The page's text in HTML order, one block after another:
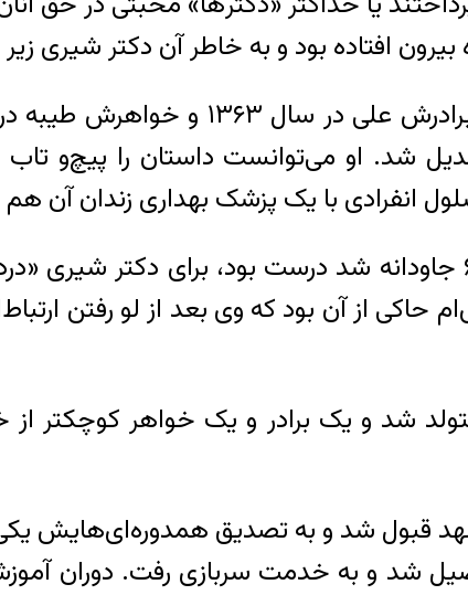
افتاده بود و به خاطر آن دکتر شیری زیر
شد. او می‌توانست داستان را پیچ‌و
با یک پزشک بهداری زندان آن
حدس «شکر» که خود پرستار بود و در کشتار ۶۷ جاودانه شد
از آن بود که وی بعد از لو رفتن
سال ١٣٣١ در اصفهان متولد شد و یک برادر و یک
مشهد قبول شد و به تصدیق
شیری در سال ۱۳۵۷ فارغ‌التحصیل شد و به خدمت